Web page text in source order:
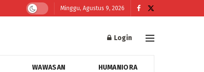
Minggu, Agustus 9, 2026
Login
WAWASAN HUMANIORA